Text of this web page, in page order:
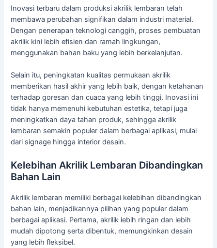
Inovasi terbaru dalam produksi akrilik lembaran telah
membawa perubahan signifikan dalam industri material.
Dengan penerapan teknologi canggih, proses pembuatan
akrilik kini lebih efisien dan ramah lingkungan,
menggunakan bahan baku yang lebih berkelanjutan.
Selain itu, peningkatan kualitas permukaan akrilik
memberikan hasil akhir yang lebih baik, dengan ketahanan
terhadap goresan dan cuaca yang lebih tinggi. Inovasi ini
tidak hanya memenuhi kebutuhan estetika, tetapi juga
meningkatkan daya tahan produk, sehingga akrilik
lembaran semakin populer dalam berbagai aplikasi, mulai
dari signage hingga interior desain.
Kelebihan Akrilik Lembaran Dibandingkan
Bahan Lain
Akrilik lembaran memiliki berbagai kelebihan dibandingkan
bahan lain, menjadikannya pilihan yang populer dalam
berbagai aplikasi. Pertama, akrilik lebih ringan dan lebih
mudah dipotong serta dibentuk, memungkinkan desain
yang lebih fleksibel.